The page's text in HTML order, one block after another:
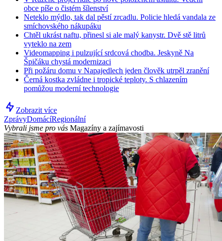
obce píše o čistém šílenství
Neteklo mýdlo, tak dal pěstí zrcadlu. Policie hledá vandala ze
smíchovského nákupáku
Chtěl ukrást naftu, přinesl si ale malý kanystr. Dvě stě litrů
vyteklo na zem
Videomapping i pulzující srdcová chodba. Jeskyně Na
Špičáku chystá modernizaci
Při požáru domu v Napajedlech jeden člověk utrpěl zranění
Černá kostka zvládne i tropické teploty. S chlazením
pomůžou moderní technologie
Zobrazit více
ZprávyDomácíRegionální
Vybrali jsme pro vás Magazíny a zajímavosti